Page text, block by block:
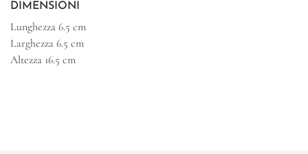
DIMENSIONI
Lunghezza 6.5 cm
Larghezza 6.5 cm
Altezza 16.5 cm